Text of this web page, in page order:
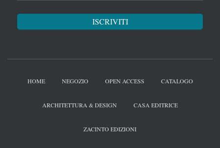
HOME NEGOZIO OPEN ACCESS CATALOGO
ARCHITETTURA & DESIGN CASA EDITRICE
ZACINTO EDIZIONI